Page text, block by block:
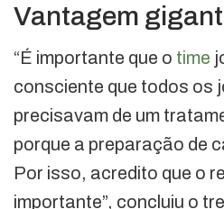
Vantagem
“É importante que o time
consciente que todos os
precisavam de um
porque a preparação de
Por isso, acredito que o
importante”, concluiu o